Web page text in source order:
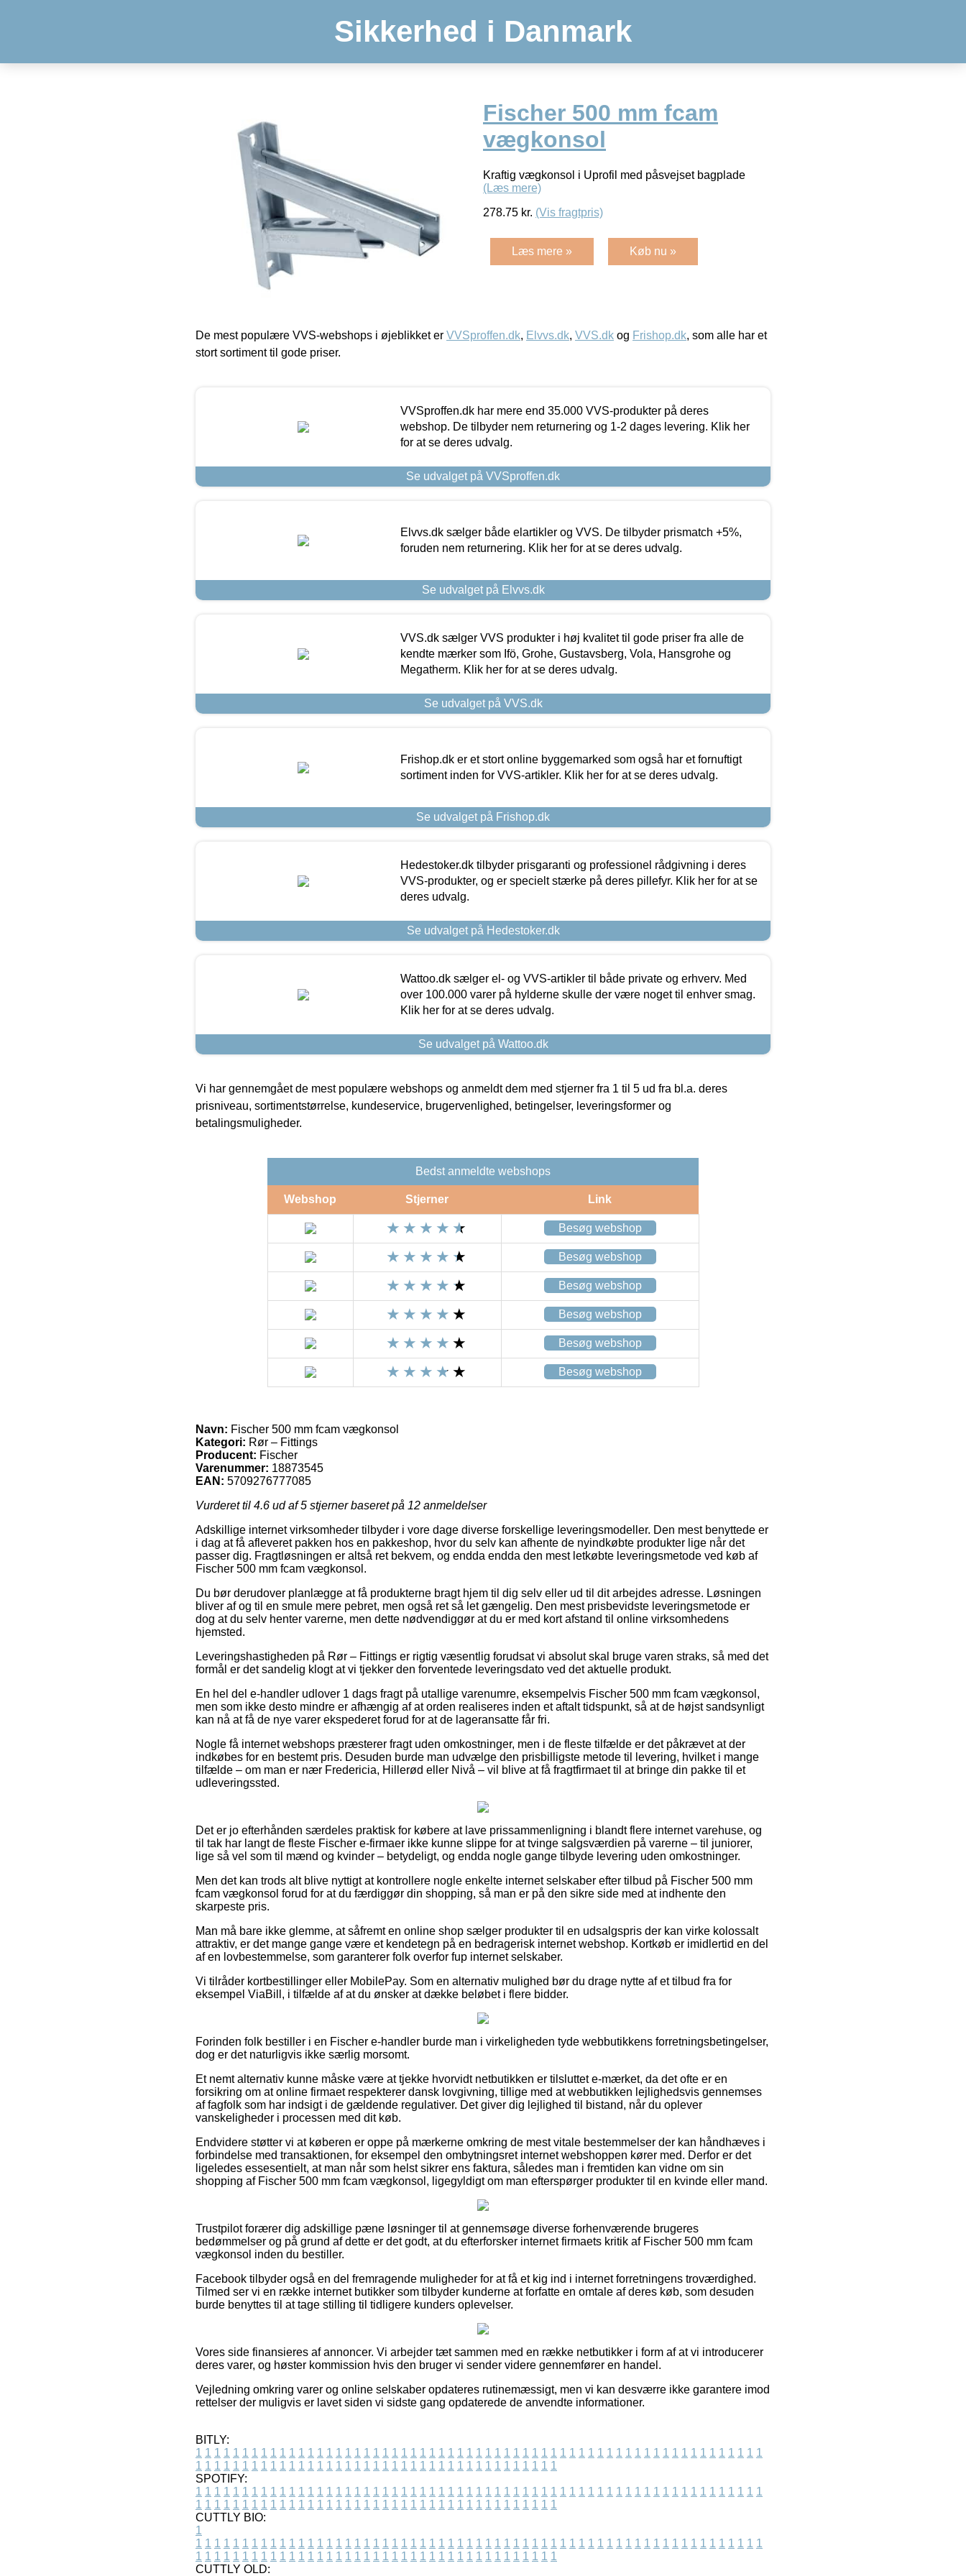
Sikkerhed i Danmark
Fischer 500 mm fcam
vægkonsol
Kraftig vægkonsol i Uprofil med påsvejset bagplade
(Læs mere)
278.75 kr. (Vis fragtpris)
Læs mere » Køb nu »
De mest populære VVS-webshops i øjeblikket er VVSproffen.dk, Elvvs.dk, VVS.dk og Frishop.dk, som alle har et
stort sortiment til gode priser.
VVSproffen.dk har mere end 35.000 VVS-produkter på deres
webshop. De tilbyder nem returnering og 1-2 dages levering. Klik her
for at se deres udvalg.
Se udvalget på VVSproffen.dk
Elvvs.dk sælger både elartikler og VVS. De tilbyder prismatch +5%,
foruden nem returnering. Klik her for at se deres udvalg.
Se udvalget på Elvvs.dk
VVS.dk sælger VVS produkter i høj kvalitet til gode priser fra alle de
kendte mærker som Ifö, Grohe, Gustavsberg, Vola, Hansgrohe og
Megatherm. Klik her for at se deres udvalg.
Se udvalget på VVS.dk
Frishop.dk er et stort online byggemarked som også har et fornuftigt
sortiment inden for VVS-artikler. Klik her for at se deres udvalg.
Se udvalget på Frishop.dk
Hedestoker.dk tilbyder prisgaranti og professionel rådgivning i deres
VVS-produkter, og er specielt stærke på deres pillefyr. Klik her for at se
deres udvalg.
Se udvalget på Hedestoker.dk
Wattoo.dk sælger el- og VVS-artikler til både private og erhverv. Med
over 100.000 varer på hylderne skulle der være noget til enhver smag.
Klik her for at se deres udvalg.
Se udvalget på Wattoo.dk
Vi har gennemgået de mest populære webshops og anmeldt dem med stjerner fra 1 til 5 ud fra bl.a. deres
prisniveau, sortimentstørrelse, kundeservice, brugervenlighed, betingelser, leveringsformer og
betalingsmuligheder.
Bedst anmeldte webshops
Webshop Stjerner Link
Besøg webshop
Besøg webshop
Besøg webshop
Besøg webshop
Besøg webshop
Besøg webshop
Navn: Fischer 500 mm fcam vægkonsol
Kategori: Rør – Fittings
Producent: Fischer
Varenummer: 18873545
EAN: 5709276777085
Vurderet til 4.6 ud af 5 stjerner baseret på 12 anmeldelser
Adskillige internet virksomheder tilbyder i vore dage diverse forskellige leveringsmodeller. Den mest benyttede er
i dag at få afleveret pakken hos en pakkeshop, hvor du selv kan afhente de nyindkøbte produkter lige når det
passer dig. Fragtløsningen er altså ret bekvem, og endda endda den mest letkøbte leveringsmetode ved køb af
Fischer 500 mm fcam vægkonsol.
Du bør derudover planlægge at få produkterne bragt hjem til dig selv eller ud til dit arbejdes adresse. Løsningen
bliver af og til en smule mere pebret, men også ret så let gængelig. Den mest prisbevidste leveringsmetode er
dog at du selv henter varerne, men dette nødvendiggør at du er med kort afstand til online virksomhedens
hjemsted.
Leveringshastigheden på Rør – Fittings er rigtig væsentlig forudsat vi absolut skal bruge varen straks, så med det
formål er det sandelig klogt at vi tjekker den forventede leveringsdato ved det aktuelle produkt.
En hel del e-handler udlover 1 dags fragt på utallige varenumre, eksempelvis Fischer 500 mm fcam vægkonsol,
men som ikke desto mindre er afhængig af at orden realiseres inden et aftalt tidspunkt, så at de højst sandsynligt
kan nå at få de nye varer ekspederet forud for at de lageransatte får fri.
Nogle få internet webshops præsterer fragt uden omkostninger, men i de fleste tilfælde er det påkrævet at der
indkøbes for en bestemt pris. Desuden burde man udvælge den prisbilligste metode til levering, hvilket i mange
tilfælde – om man er nær Fredericia, Hillerød eller Nivå – vil blive at få fragtfirmaet til at bringe din pakke til et
udleveringssted.
Det er jo efterhånden særdeles praktisk for købere at lave prissammenligning i blandt flere internet varehuse, og
til tak har langt de fleste Fischer e-firmaer ikke kunne slippe for at tvinge salgsværdien på varerne – til juniorer,
lige så vel som til mænd og kvinder – betydeligt, og endda nogle gange tilbyde levering uden omkostninger.
Men det kan trods alt blive nyttigt at kontrollere nogle enkelte internet selskaber efter tilbud på Fischer 500 mm
fcam vægkonsol forud for at du færdiggør din shopping, så man er på den sikre side med at indhente den
skarpeste pris.
Man må bare ikke glemme, at såfremt en online shop sælger produkter til en udsalgspris der kan virke kolossalt
attraktiv, er det mange gange være et kendetegn på en bedragerisk internet webshop. Kortkøb er imidlertid en del
af en lovbestemmelse, som garanterer folk overfor fup internet selskaber.
Vi tilråder kortbestillinger eller MobilePay. Som en alternativ mulighed bør du drage nytte af et tilbud fra for
eksempel ViaBill, i tilfælde af at du ønsker at dække beløbet i flere bidder.
Forinden folk bestiller i en Fischer e-handler burde man i virkeligheden tyde webbutikkens forretningsbetingelser,
dog er det naturligvis ikke særlig morsomt.
Et nemt alternativ kunne måske være at tjekke hvorvidt netbutikken er tilsluttet e-mærket, da det ofte er en
forsikring om at online firmaet respekterer dansk lovgivning, tillige med at webbutikken lejlighedsvis gennemses
af fagfolk som har indsigt i de gældende regulativer. Det giver dig lejlighed til bistand, når du oplever
vanskeligheder i processen med dit køb.
Endvidere støtter vi at køberen er oppe på mærkerne omkring de mest vitale bestemmelser der kan håndhæves i
forbindelse med transaktionen, for eksempel den ombytningsret internet webshoppen kører med. Derfor er det
ligeledes essesentielt, at man når som helst sikrer ens faktura, således man i fremtiden kan vidne om sin
shopping af Fischer 500 mm fcam vægkonsol, ligegyldigt om man efterspørger produkter til en kvinde eller mand.
Trustpilot forærer dig adskillige pæne løsninger til at gennemsøge diverse forhenværende brugeres
bedømmelser og på grund af dette er det godt, at du efterforsker internet firmaets kritik af Fischer 500 mm fcam
vægkonsol inden du bestiller.
Facebook tilbyder også en del fremragende muligheder for at få et kig ind i internet forretningens troværdighed.
Tilmed ser vi en række internet butikker som tilbyder kunderne at forfatte en omtale af deres køb, som desuden
burde benyttes til at tage stilling til tidligere kunders oplevelser.
Vores side finansieres af annoncer. Vi arbejder tæt sammen med en række netbutikker i form af at vi introducerer
deres varer, og høster kommission hvis den bruger vi sender videre gennemfører en handel.
Vejledning omkring varer og online selskaber opdateres rutinemæssigt, men vi kan desværre ikke garantere imod
rettelser der muligvis er lavet siden vi sidste gang opdaterede de anvendte informationer.
BITLY:
1 1 1 1 1 1 1 1 1 1 1 1 1 1 1 1 1 1 1 1 1 1 1 1 1 1 1 1 1 1 1 1 1 1 1 1 1 1 1 1 1 1 1 1 1 1 1 1 1 1 1 1 1 1 1 1 1 1 1 1 1
1 1 1 1 1 1 1 1 1 1 1 1 1 1 1 1 1 1 1 1 1 1 1 1 1 1 1 1 1 1 1 1 1 1 1 1 1 1 1
SPOTIFY:
1 1 1 1 1 1 1 1 1 1 1 1 1 1 1 1 1 1 1 1 1 1 1 1 1 1 1 1 1 1 1 1 1 1 1 1 1 1 1 1 1 1 1 1 1 1 1 1 1 1 1 1 1 1 1 1 1 1 1 1 1
1 1 1 1 1 1 1 1 1 1 1 1 1 1 1 1 1 1 1 1 1 1 1 1 1 1 1 1 1 1 1 1 1 1 1 1 1 1 1
CUTTLY BIO:
1
1 1 1 1 1 1 1 1 1 1 1 1 1 1 1 1 1 1 1 1 1 1 1 1 1 1 1 1 1 1 1 1 1 1 1 1 1 1 1 1 1 1 1 1 1 1 1 1 1 1 1 1 1 1 1 1 1 1 1 1 1
1 1 1 1 1 1 1 1 1 1 1 1 1 1 1 1 1 1 1 1 1 1 1 1 1 1 1 1 1 1 1 1 1 1 1 1 1 1 1
CUTTLY OLD: